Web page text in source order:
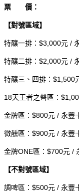
票 價：
【對號區域】
特釀一排：$3,000元 /
特釀二排：$2,000元 /
特釀三、四排：$1,500
18天王者之聲區：
金牌區：$800元 / 永豐
微醺區：$900元 / 永豐
金牌ONE區：$700元 /
【不對號區域】
調啤區：$500元 / 永豐